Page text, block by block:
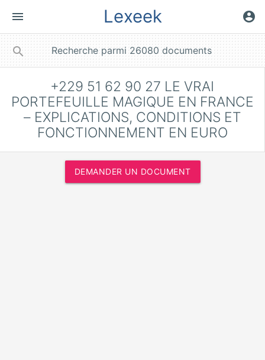
menu Lexeek account_circle
search
+229 51 62 90 27 LE VRAI
PORTEFEUILLE MAGIQUE EN FRANCE
– EXPLICATIONS, CONDITIONS ET
FONCTIONNEMENT EN EURO
DEMANDER UN DOCUMENT